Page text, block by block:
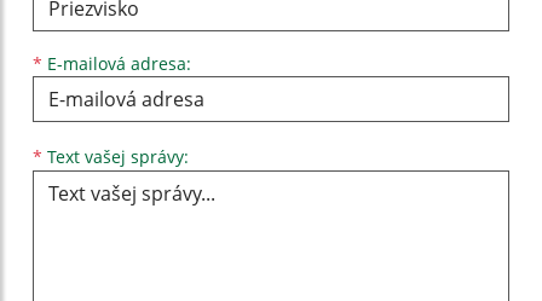
* E-mailová adresa:
* Text vašej správy: